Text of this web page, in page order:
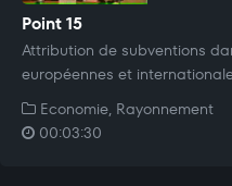
Point 15
Attribution de subventions
européennes et
Economie, Rayonnement
00:03:30